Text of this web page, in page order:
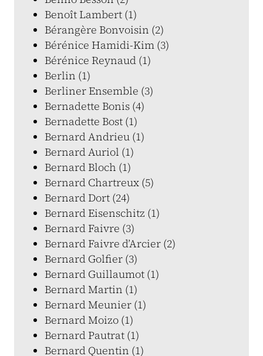
Benoît Lambert (1)
Bérangère Bonvoisin (2)
Bérénice Hamidi-Kim (3)
Bérénice Reynaud (1)
Berlin (1)
Berliner Ensemble (3)
Bernadette Bonis (4)
Bernadette Bost (1)
Bernard Andrieu (1)
Bernard Auriol (1)
Bernard Bloch (1)
Bernard Chartreux (5)
Bernard Dort (24)
Bernard Eisenschitz (1)
Bernard Faivre (3)
Bernard Faivre d’Arcier (2)
Bernard Golfier (3)
Bernard Guillaumot (1)
Bernard Martin (1)
Bernard Meunier (1)
Bernard Moizo (1)
Bernard Pautrat (1)
Bernard Quentin (1)